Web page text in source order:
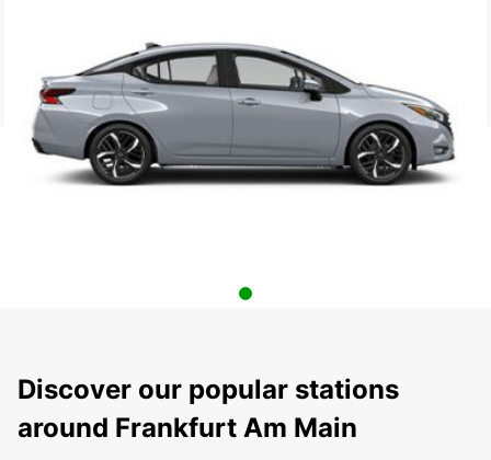
Discover our popular stations
around Frankfurt Am Main